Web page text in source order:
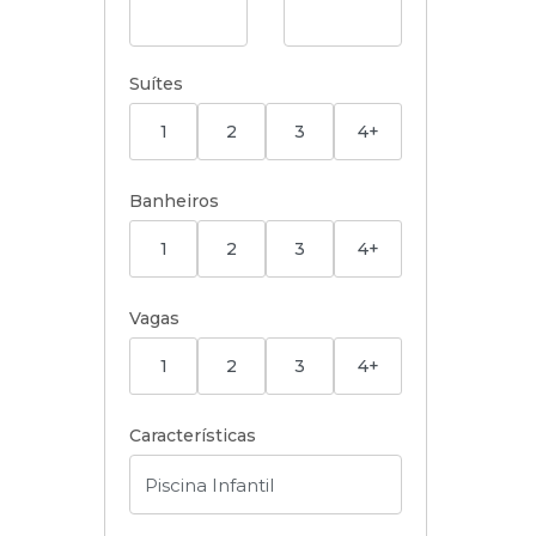
Suítes
1 2 3 4+
Banheiros
1 2 3 4+
Vagas
1 2 3 4+
Características